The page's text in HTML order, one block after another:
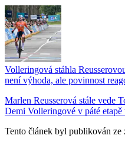
Volleringová stáhla
není výhoda, ale povinnost
Marlen Reusserová stále vede
Demi Volleringové v páté etapě
Tento článek byl publikován ze